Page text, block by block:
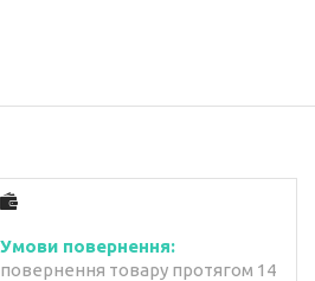
повернення товару протягом 14